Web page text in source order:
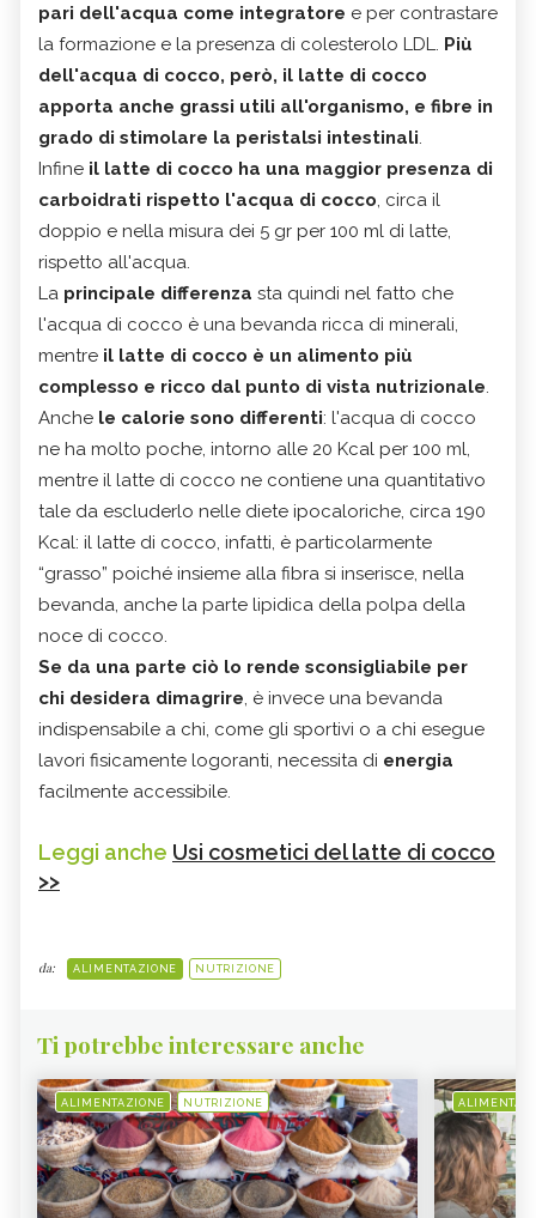
pari dell'acqua come integratore e per contrastare
la formazione e la presenza di colesterolo LDL. Più
dell'acqua di cocco, però, il latte di cocco
apporta anche grassi utili all'organismo, e fibre in
grado di stimolare la peristalsi intestinali.
Infine il latte di cocco ha una maggior presenza di
carboidrati rispetto l'acqua di cocco, circa il
doppio e nella misura dei 5 gr per 100 ml di latte,
rispetto all'acqua.
La principale differenza sta quindi nel fatto che
l'acqua di cocco è una bevanda ricca di minerali,
mentre il latte di cocco è un alimento più
complesso e ricco dal punto di vista nutrizionale.
Anche le calorie sono differenti: l'acqua di cocco
ne ha molto poche, intorno alle 20 Kcal per 100 ml,
mentre il latte di cocco ne contiene una quantitativo
tale da escluderlo nelle diete ipocaloriche, circa 190
Kcal: il latte di cocco, infatti, è particolarmente
“grasso” poiché insieme alla fibra si inserisce, nella
bevanda, anche la parte lipidica della polpa della
noce di cocco.
Se da una parte ciò lo rende sconsigliabile per
chi desidera dimagrire, è invece una bevanda
indispensabile a chi, come gli sportivi o a chi esegue
lavori fisicamente logoranti, necessita di energia
facilmente accessibile.
Leggi anche Usi cosmetici del latte di cocco
>>
da: ALIMENTAZIONE NUTRIZIONE
Ti potrebbe interessare anche
ALIMENTAZIONE NUTRIZIONE